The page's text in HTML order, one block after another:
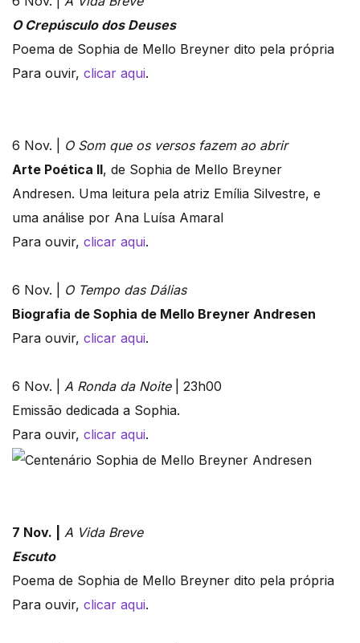
O Crepúsculo dos Deuses
Poema de Sophia de Mello Breyner dito pela própria
Para ouvir, clicar aqui.
6 Nov. |
O Som que os versos fazem ao abrir
Arte Poética II, de Sophia de Mello Breyner
Andresen. Uma leitura pela atriz Emília Silvestre, e
uma análise por Ana Luísa Amaral
Para ouvir, clicar aqui.
6 Nov. |
O Tempo das Dálias
Biografia de Sophia de Mello Breyner Andresen
Para ouvir, clicar aqui.
6 Nov. | A Ronda da Noite| 23h00
Emissão dedicada a Sophia.
Para ouvir, clicar aqui.
7 Nov. |
A Vida Breve
Escuto
Poema de Sophia de Mello Breyner dito pela própria
Para ouvir, clicar aqui.